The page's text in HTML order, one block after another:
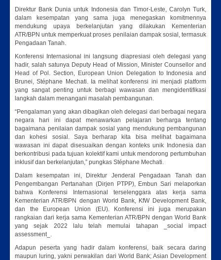
Direktur Bank Dunia untuk Indonesia dan Timor-Leste, Carolyn Turk,
dalam kesempatan yang sama juga menegaskan komitmennya
mendukung upaya berkelanjutan yang dilakukan Kementerian
ATR/BPN untuk memperkuat proses penilaian dampak sosial, termasuk
Pengadaan Tanah.
Konferensi Internasional ini langsung diapresiasi oleh delegasi yang
hadir, salah satunya Deputy Head of Mission, Minister Counsellor and
Head of Pol. Section, European Union Delegation to Indonesia and
Brunei, Stéphane Mechati. Ia melihat konferensi ini menjadi platform
yang sangat penting untuk berbagi wawasan dan mengidentifikasi
langkah dalam menangani masalah pembangunan.
“Pengalaman yang akan dibagikan oleh delegasi dari berbagai negara
negara hari ini dapat menawarkan pelajaran berharga tentang
bagaimana penilaian dampak sosial yang mendukung pembangunan
dan kohesi sosial. Saya berharap kita bisa melihat bagaimana
wawasan ini dapat disesuaikan dengan konteks unik Indonesia dan
berkontribusi pada tujuan kolektif kami untuk mendorong pertumbuhan
inklusif dan berkelanjutan,” pungkas Stéphane Mechati.
Dalam kesempatan ini, Direktur Jenderal Pengadaan Tanah dan
Pengembangan Pertanahan (Dirjen PTPP), Embun Sari melaporkan
bahwa Konferensi Internasional terselenggara atas kerja sama
Kementerian ATR/BPN dengan World Bank, KfW Development Bank,
dan the European Union (EU). Konferensi ini juga merupakan
rangkaian dari kerja sama Kementerian ATR/BPN dengan World Bank
yang sejak 2022 lalu telah memulai tahapan _social impact
assessment_.
Adapun peserta yang hadir dalam konferensi, baik secara daring
maupun luring, yakni perwakilan dari World Bank; Asian Development